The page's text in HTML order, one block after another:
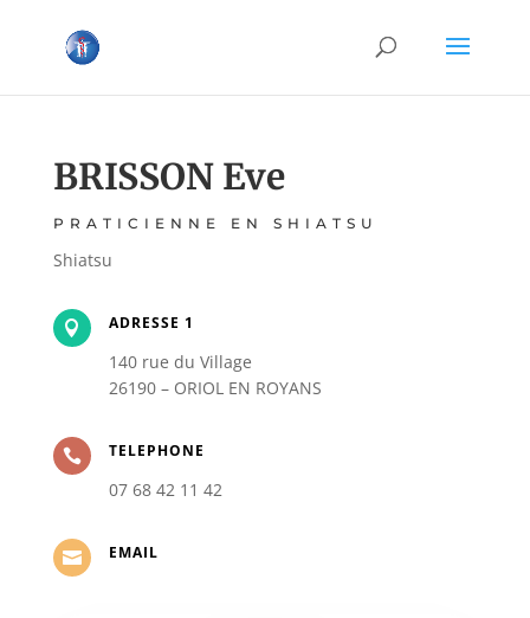
BRISSON Eve
PRATICIENNE EN SHIATSU
Shiatsu
 ADRESSE 1
140 rue du Village
26190 – ORIOL EN ROYANS
 TELEPHONE
07 68 42 11 42
 EMAIL